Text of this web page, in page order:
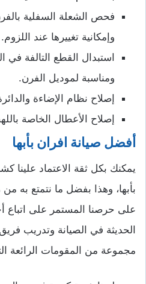
فحص الشعلة السفلية
وإمكانية تغييرها عند اللزوم.
استبدال القطع التالفة في
ومناسبة لموديل الفرن.
إصلاح نظام الإضاءة
إصلاح الأعطال الخاصة
أفضل صيانة افران بأبها
يمكنك بكل ثقة الاعتماد علينا
بأبها، وهذا بفضل ما نتمتع به من
على حرصنا المستمر على اتباع
الحديثة في الصيانة وتدريب
مجموعة من المقومات الرائعة